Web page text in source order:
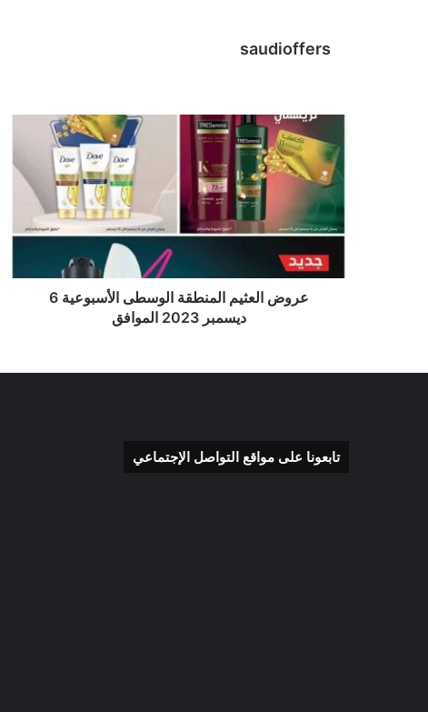
saudioffers
عروض العثيم المنطقة الوسطى الأسبوعية 6
ديسمبر 2023 الموافق
تابعونا على مواقع التواصل الإجتماعي